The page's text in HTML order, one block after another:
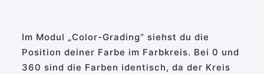
Im Modul „Color-Grading“ siehst du die
Position deiner Farbe im Farbkreis. Bei 0 und
360 sind die Farben identisch, da der Kreis